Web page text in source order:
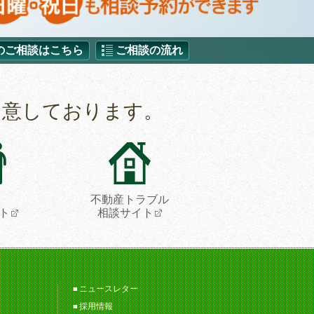
ご相談はこちら ご相談の流れ
しております。
不動産トラブル
相談サイト
ニュースレター
採用情報